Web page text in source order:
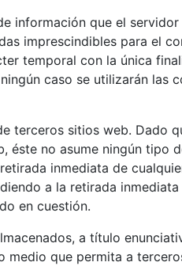
información que el
imprescindibles para el
temporal con la única
caso se utilizarán las
terceros sitios web. Dado
no asume ningún tipo
inmediata de
a la retirada
en cuestión.
a título
medio que permita a